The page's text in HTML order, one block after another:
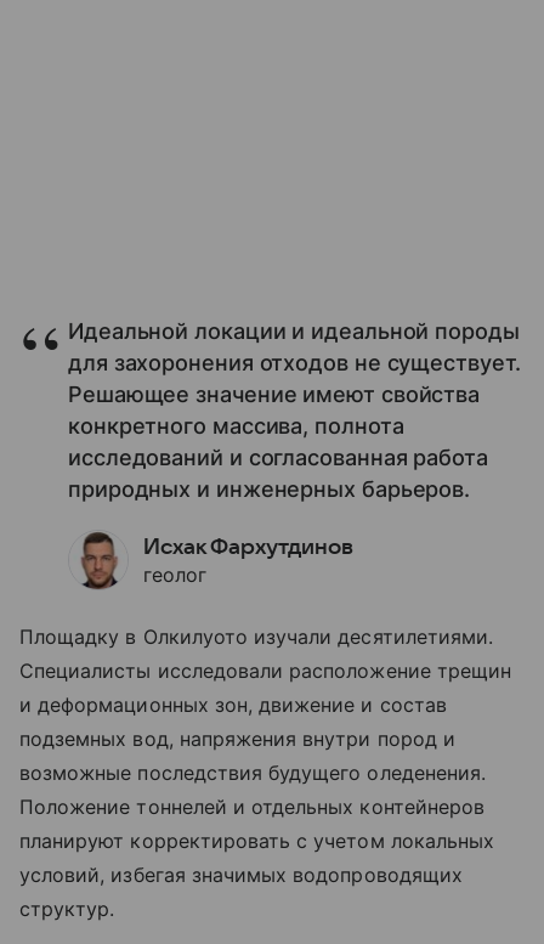
Идеальной локации и идеальной породы
для захоронения отходов не существует.
Решающее значение имеют свойства
конкретного массива, полнота
исследований и согласованная работа
природных и инженерных барьеров.
Исхак Фархутдинов
геолог
Площадку в Олкилуото изучали десятилетиями.
Специалисты исследовали расположение трещин
и деформационных зон, движение и состав
подземных вод, напряжения внутри пород и
возможные последствия будущего оледенения.
Положение тоннелей и отдельных контейнеров
планируют корректировать с учетом локальных
условий, избегая значимых водопроводящих
структур.